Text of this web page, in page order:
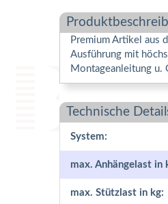
Premium Artikel aus
Ausführung mit
Montageanleitung u.
Technische
System:
max. Anhängelast in
max. Stützlast in kg: